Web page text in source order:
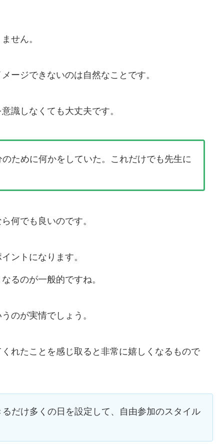
せん。
ージできないのは自然なことです。
識しなくても大丈夫です。
ために何かをしていた。これだけでも先生に
何でも良いのです。
ントになります。
るのが一般的ですね。
のが実情でしょう。
れたことを感じ取ると非常に嬉しくなるもので
だけ多くの日を設定して、自由参加のスタイル